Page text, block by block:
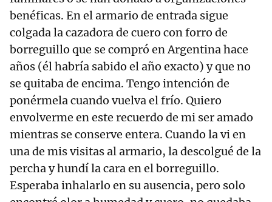
benéficas. En el armario de entrada sigue
colgada la cazadora de cuero con forro de
borreguillo que se compró en Argentina hace
años (él habría sabido el año exacto) y que no
se quitaba de encima. Tengo intención de
ponérmela cuando vuelva el frío. Quiero
envolverme en este recuerdo de mi ser amado
mientras se conserve entera. Cuando la vi en
una de mis visitas al armario, la descolgué de la
percha y hundí la cara en el borreguillo.
Esperaba inhalarlo en su ausencia, pero solo